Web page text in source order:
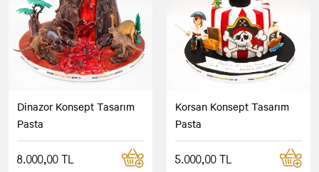
Dinazor Konsept Tasarım
Pasta
8.000,00 TL
Korsan Konsept Tasarım
Pasta
5.000,00 TL